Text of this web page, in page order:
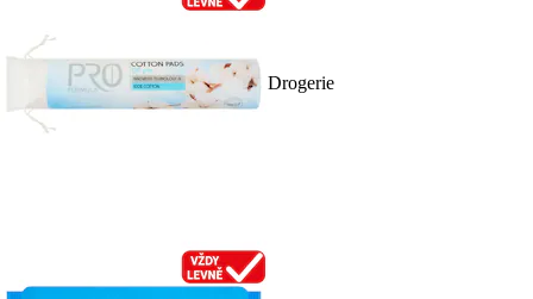
Drogerie